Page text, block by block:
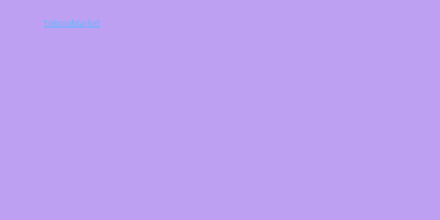
YokosoMarket